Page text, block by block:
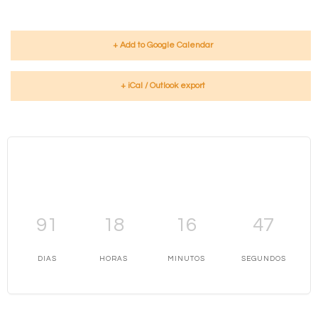
+ Add to Google Calendar
+ iCal / Outlook export
91
DIAS
18
HORAS
16
MINUTOS
46
SEGUNDOS